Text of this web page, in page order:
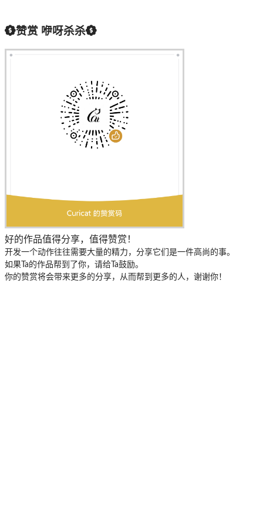
赞赏 咿呀杀杀
好的作品值得分享，值得赞赏！
开发一个动作往往需要大量的精力，分享它们是一件高尚的事。
如果Ta的作品帮到了你，请给Ta鼓励。
你的赞赏将会带来更多的分享，从而帮到更多的人，谢谢你！